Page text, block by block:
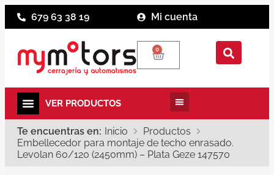
679 63 38 19 Mi cuenta
0
Te encuentras en: Inicio
Productos
Embellecedor para montaje de techo enrasado.
Levolan 60/120 (2450mm) – Plata Geze 147570